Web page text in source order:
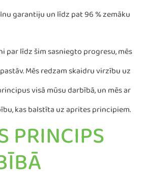
garantiju un līdz pat 96 % zemāku
par līdz šim sasniegto progresu, mēs
Mēs redzam skaidru virzību uz
visā mūsu darbībā, un mēs ar
kas balstīta uz aprites principiem.
PRINCIPS